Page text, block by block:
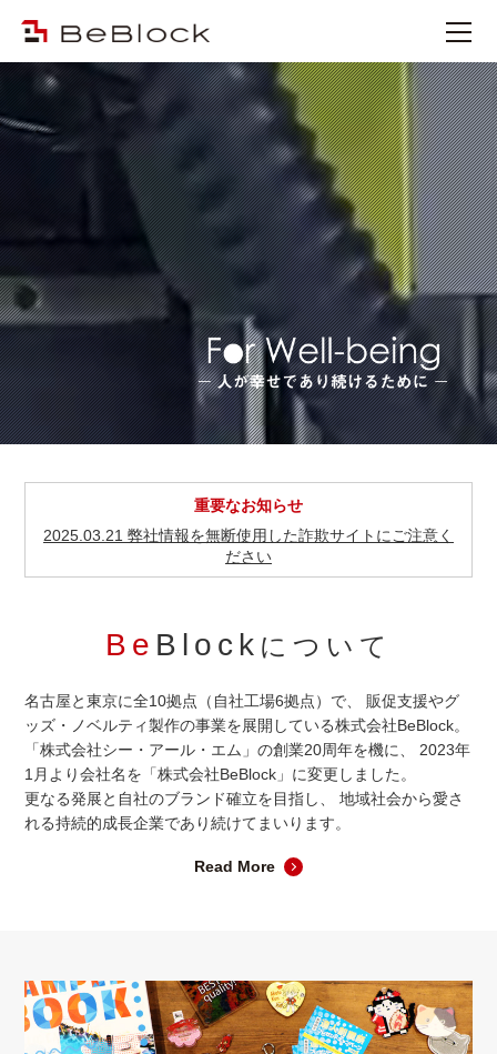
重要なお知らせ
2025.03.21 弊社情報を無断使用した詐欺サイトにご注意く
ださい
Be Block について
名古屋と東京に全10拠点（自社工場6拠点）で、
販促支援やグ
ッズ・ノベルティ製作の事業を展開している株式会社BeBlock。
「株式会社シー・アール・エム」の創業20周年を機に、
2023年
1月より会社名を「株式会社BeBlock」に変更しました。
更なる発展と自社のブランド確立を目指し、
地域社会から愛さ
れる持続的成長企業であり続けてまいります。
Read More